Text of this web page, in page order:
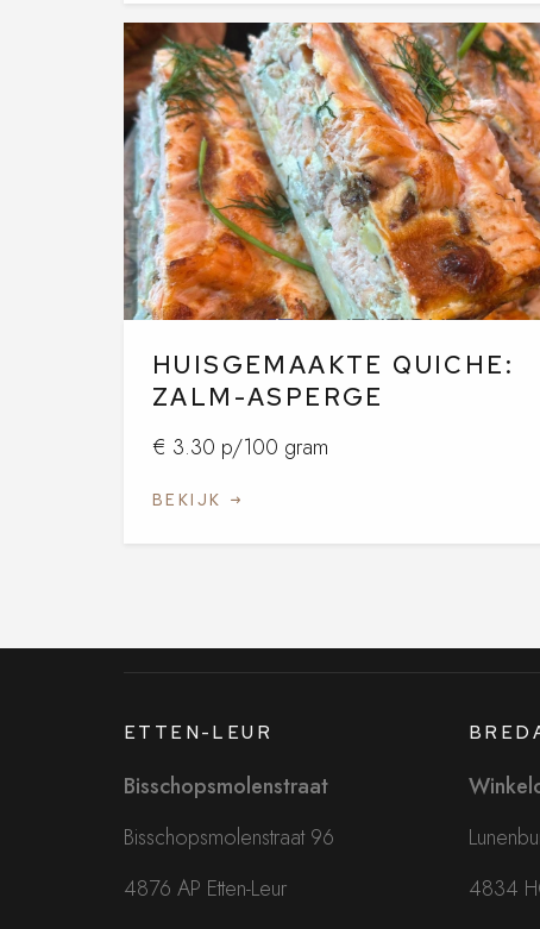
HUISGEMAAKTE QUICHE:
ZALM-ASPERGE
€ 3.30 p/100 gram
BEKIJK
ETTEN-LEUR
Bisschopsmolenstraat
Bisschopsmolenstraat 96
4876 AP Etten-Leur
4834